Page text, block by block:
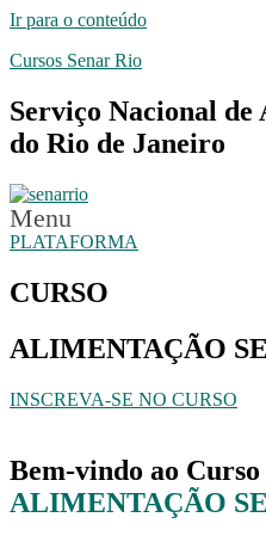
Ir para o conteúdo
Cursos Senar Rio
Serviço Nacional
do Rio de Janeiro
Menu
PLATAFORMA
CURSO
ALIMENTAÇÃO
INSCREVA-SE NO CURSO
Bem-vindo ao Curso
ALIMENTAÇÃO